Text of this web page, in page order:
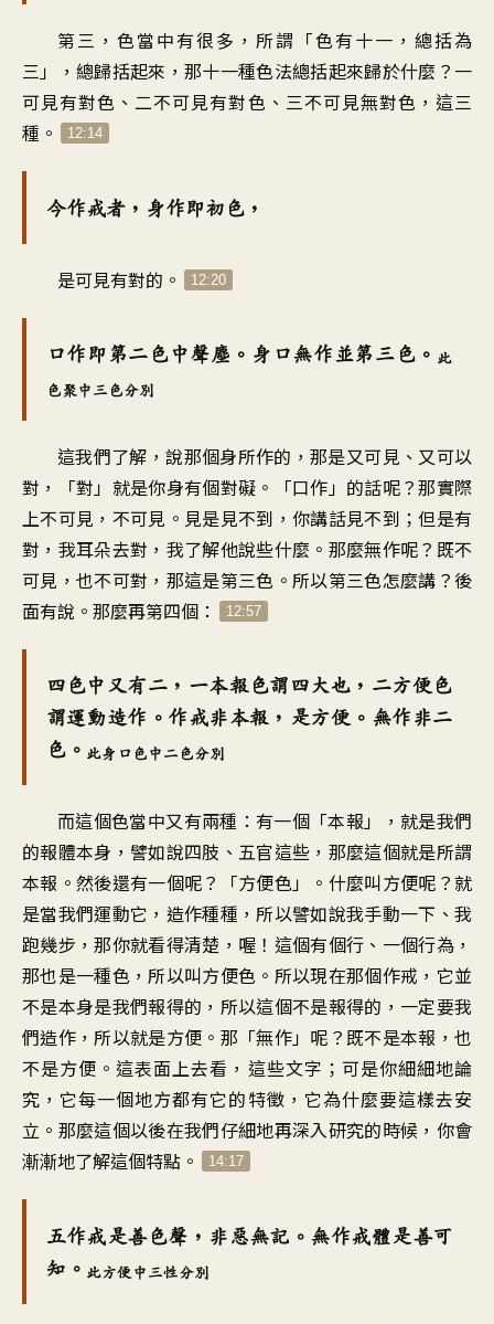
第三，色當中有很多，所謂「色有十一，總括為
三」，總歸括起來，那十一種色法總括起來歸於什麼？一
可見有對色、二不可見有對色、三不可見無對色，這三
種。
12:14
今作戒者，身作即初色，
是可見有對的。 12:20
口作即第二色中聲塵。身口無作並第三色。 此
色聚中三色分別
這我們了解，說那個身所作的，那是又可見、又可以
對，「對」就是你身有個對礙。「口作」的話呢？那實際
上不可見，不可見。見是見不到，你講話見不到；但是有
對，我耳朵去對，我了解他說些什麼。那麼無作呢？既不
可見，也不可對，那這是第三色。所以第三色怎麼講？後
面有說。那麼再第四個：
12:57
四色中又有二，一本報色謂四大也，二方便色
謂運動造作。作戒非本報，是方便。無作非二
色。 此身口色中二色分別
而這個色當中又有兩種：有一個「本報」，就是我們
的報體本身，譬如說四肢、五官這些，那麼這個就是所謂
本報。然後還有一個呢？「方便色」。什麼叫方便呢？就
是當我們運動它，造作種種，所以譬如說我手動一下、我
跑幾步，那你就看得清楚，喔！這個有個行、一個行為，
那也是一種色，所以叫方便色。所以現在那個作戒，它並
不是本身是我們報得的，所以這個不是報得的，一定要我
們造作，所以就是方便。那「無作」呢？既不是本報，也
不是方便。這表面上去看，這些文字；可是你細細地論
究，它每一個地方都有它的特徵，它為什麼要這樣去安
立。那麼這個以後在我們仔細地再深入研究的時候，你會
漸漸地了解這個特點。
14:17
五作戒是善色聲，非惡無記。無作戒體是善可
知。 此方便中三性分別